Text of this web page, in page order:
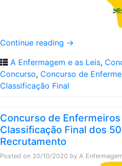
Continue reading →
A Enfermagem e as Leis,
Concurso, Concurso de
Classificação Final
Concurso de
Classificação Final dos
Recrutamento
Posted on 20/10/2020 by A